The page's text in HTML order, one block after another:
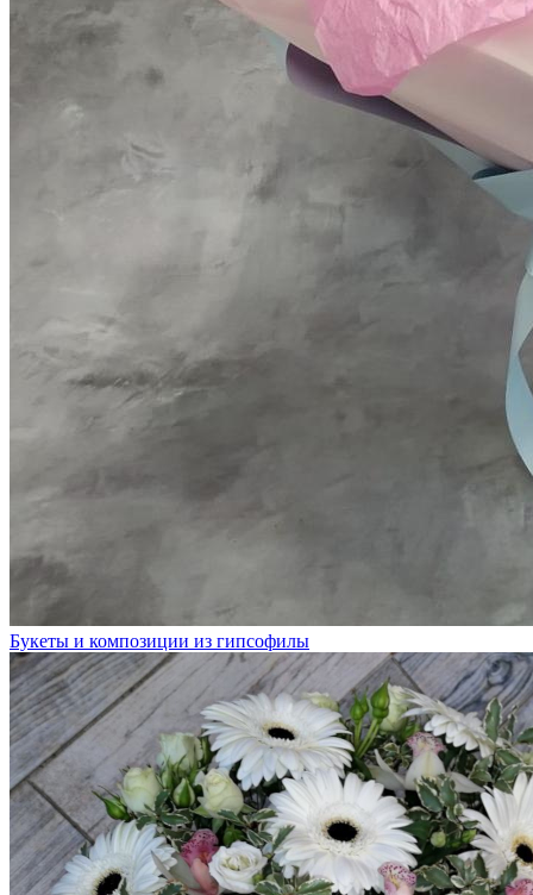
Букеты и композиции из гипсофилы